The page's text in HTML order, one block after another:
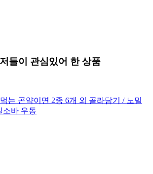
들이 관심있어 한 상품
는 곤약이면 2종 6개 외 골라담기 / 노밀
소바 우동